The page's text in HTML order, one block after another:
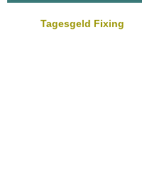
Tagesgeld Fixing